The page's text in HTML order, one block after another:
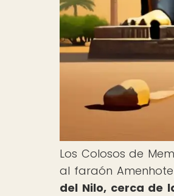
Los Colosos de
al faraón
del Nilo, cerca de